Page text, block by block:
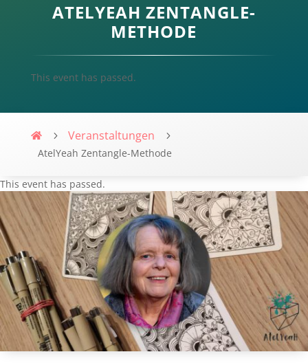
ATELYEAH ZENTANGLE-
METHODE
This event has passed.
Villa-Flaire
Veranstaltungen
AtelYeah Zentangle-Methode
This event has passed.